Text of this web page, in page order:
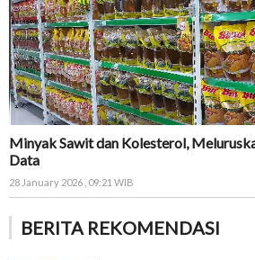
Minyak Sawit dan Kolesterol,
Data
28 January 2026 , 09:21 WIB
BERITA REKOMENDASI